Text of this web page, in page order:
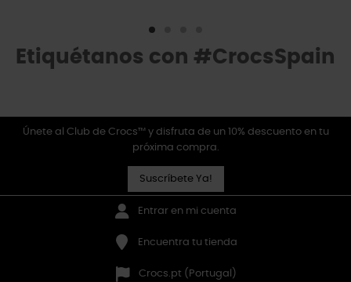
Etiquétanos con #CrocsSpain
Únete al Club de Crocs™ y disfruta de un 10% descuento en tu
próxima compra.
Suscríbete Ya!
Entrar en mi cuenta
Encuentra tu tienda
Crocs.pt (Portugal)